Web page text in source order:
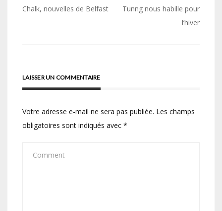
Navigation
Chalk, nouvelles de Belfast
Tunng nous habille pour
l’hiver
LAISSER UN COMMENTAIRE
Votre adresse e-mail ne sera pas publiée. Les champs
obligatoires sont indiqués avec *